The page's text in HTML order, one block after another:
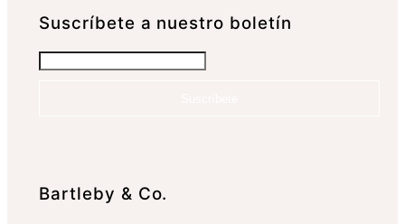
Suscrí­bete a nuestro boletín
Bartleby & Co.